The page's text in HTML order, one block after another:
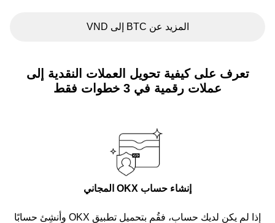
المزيد عن BTC إلى VND
تعرف على كيفية تحويل العملات النقدية إلى
عملات رقمية في 3 خطوات فقط
إنشاء حساب OKX المجاني
إذا لم يكن لديك حساب، فقُم بتحميل تطبيق OKX وأنشِئ حسابًا